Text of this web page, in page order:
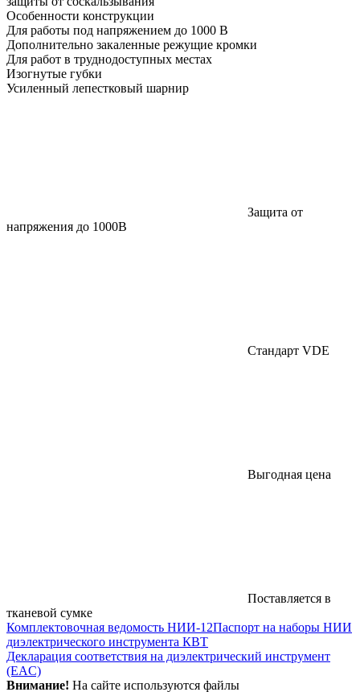
Особенности конструкции
Для работы под напряжением до 1000 В
Дополнительно закаленные режущие кромки
Для работ в труднодоступных местах
Изогнутые губки
Усиленный лепестковый шарнир
Защита от
напряжения до 1000В
Стандарт VDE
Выгодная цена
Поставляется в
тканевой сумке
Комплектовочная ведомость НИИ-12Паспорт на наборы НИИ
диэлектрического инструмента КВТ
Декларация соответствия на диэлектрический инструмент
(EAC)
Внимание! На сайте используются файлы